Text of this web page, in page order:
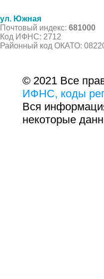
ул. Южная
Почтовый индекс: 681000
Код ИФНС: 2712
Районный код ОКАТО:
© 2021 Все
ИФНС, коды
Вся
некоторые